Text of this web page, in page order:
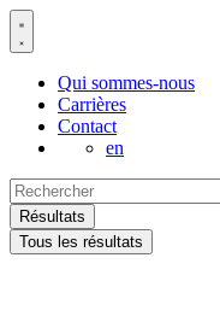
Aller
au
Qui sommes-nous
Carrières
Contact
en
Search
...Résultats
Tous les résultats